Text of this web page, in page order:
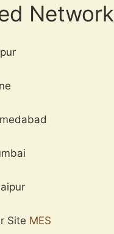
Network
Site MES